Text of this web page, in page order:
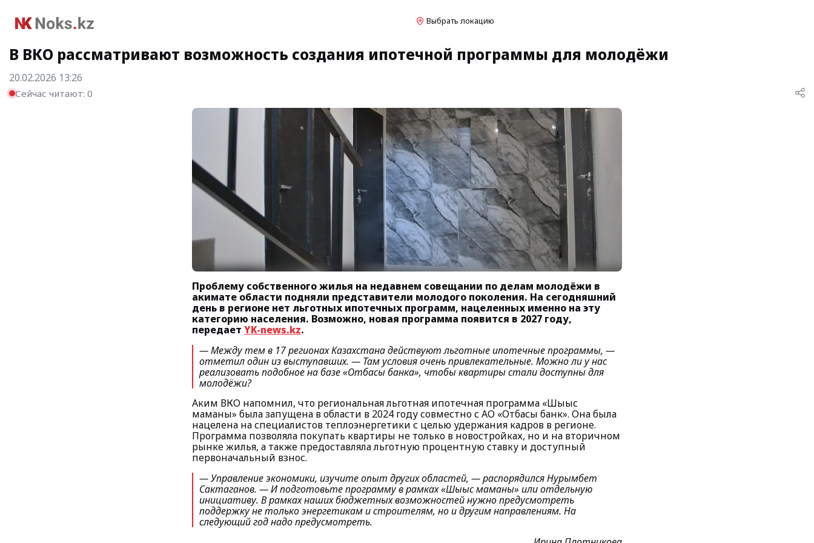
Выбрать локацию
В ВКО рассматривают возможность создания ипотечной программы для молодёжи
20.02.2026 13:26
Сейчас читают: 0
Проблему собственного жилья на недавнем совещании по делам молодёжи в
акимате области подняли представители молодого поколения. На сегодняшний
день в регионе нет льготных ипотечных программ, нацеленных именно на эту
категорию населения. Возможно, новая программа появится в 2027 году,
передает YK-news.kz.
— Между тем в 17 регионах Казахстана действуют льготные ипотечные программы, —
отметил один из выступавших. — Там условия очень привлекательные. Можно ли у нас
реализовать подобное на базе «Отбасы банка», чтобы квартиры стали доступны для
молодёжи?
Аким ВКО напомнил, что региональная льготная ипотечная программа «Шығыс
маманы» была запущена в области в 2024 году совместно с АО «Отбасы банк». Она была
нацелена на специалистов теплоэнергетики с целью удержания кадров в регионе.
Программа позволяла покупать квартиры не только в новостройках, но и на вторичном
рынке жилья, а также предоставляла льготную процентную ставку и доступный
первоначальный взнос.
— Управление экономики, изучите опыт других областей, — распорядился Нурымбет
Сактаганов. — И подготовьте программу в рамках «Шығыс маманы» или отдельную
инициативу. В рамках наших бюджетных возможностей нужно предусмотреть
поддержку не только энергетикам и строителям, но и другим направлениям. На
следующий год надо предусмотреть.